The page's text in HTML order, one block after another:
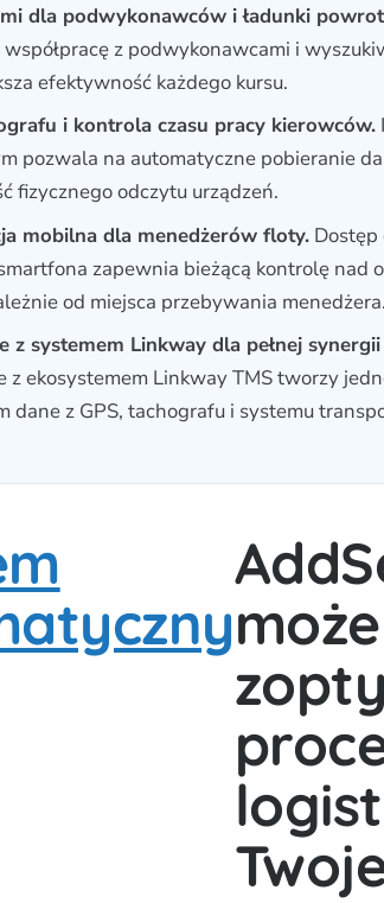
dla podwykonawców i ładunki
współpracę z podwykonawcami i
efektywność każdego kursu.
i kontrola czasu pracy kierowców.
pozwala na automatyczne pobieranie
fizycznego odczytu urządzeń.
mobilna dla menedżerów floty. Dostęp
zapewnia bieżącą kontrolę nad
od miejsca przebywania menedżera.
z systemem Linkway dla pełnej
z ekosystemem Linkway TMS tworzy
dane z GPS, tachografu i systemu
może